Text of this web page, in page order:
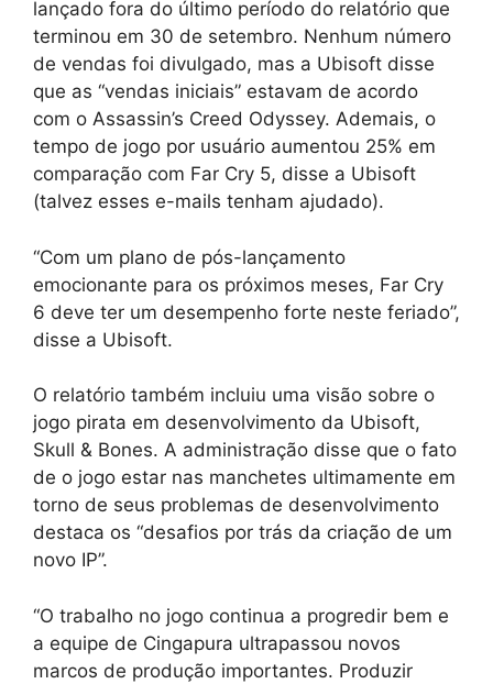
lançado fora do último período do relatório que
terminou em 30 de setembro. Nenhum número
de vendas foi divulgado, mas a Ubisoft disse
que as “vendas iniciais” estavam de acordo
com o Assassin’s Creed Odyssey. Ademais, o
tempo de jogo por usuário aumentou 25% em
comparação com Far Cry 5, disse a Ubisoft
(talvez esses e-mails tenham ajudado).
“Com um plano de pós-lançamento
emocionante para os próximos meses, Far Cry
6 deve ter um desempenho forte neste feriado”,
disse a Ubisoft.
O relatório também incluiu uma visão sobre o
jogo pirata em desenvolvimento da Ubisoft,
Skull & Bones. A administração disse que o fato
de o jogo estar nas manchetes ultimamente em
torno de seus problemas de desenvolvimento
destaca os “desafios por trás da criação de um
novo IP”.
“O trabalho no jogo continua a progredir bem e
a equipe de Cingapura ultrapassou novos
marcos de produção importantes. Produzir